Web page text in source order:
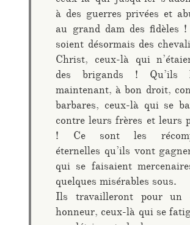
à des guerres privées et
au grand dam des fidèles !
soient désormais des
Christ, ceux-là qui
des brigands ! Qu’ils
maintenant, à bon droit,
barbares, ceux-là qui se
contre leurs frères et leurs
! Ce sont les
éternelles qu’ils vont
qui se faisaient
quelques misérables sous.
Ils travailleront pour un
honneur, ceux-là qui se